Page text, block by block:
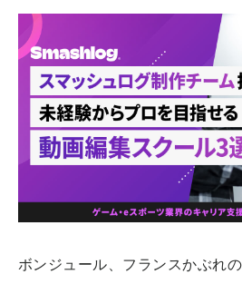
ボンジュール、フランスかぶれの